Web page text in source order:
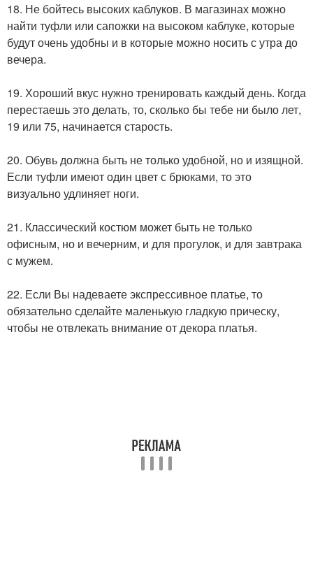
18. Не бойтесь высоких каблуков. В магазинах можно
найти туфли или сапожки на высоком каблуке, которые
будут очень удобны и в которые можно носить с утра до
вечера.
19. Хороший вкус нужно тренировать каждый день. Когда
перестаешь это делать, то, сколько бы тебе ни было лет,
19 или 75, начинается старость.
20. Обувь должна быть не только удобной, но и изящной.
Если туфли имеют один цвет с брюками, то это
визуально удлиняет ноги.
21. Классический костюм может быть не только
офисным, но и вечерним, и для прогулок, и для завтрака
с мужем.
22. Если Вы надеваете экспрессивное платье, то
обязательно сделайте маленькую гладкую прическу,
чтобы не отвлекать внимание от декора платья.